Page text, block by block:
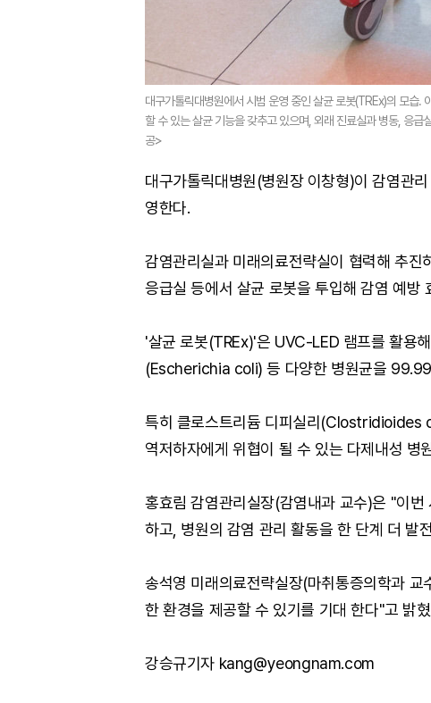
대구가톨릭대병원에서 시범 운영 중인 살균 로봇(TREx)의 모
할 수 있는 살균 기능을 갖추고 있으며, 외래 진료실과 병동, 응
공>
대구가톨릭대병원(병원장 이창형)이 감염관
영한다.
감염관리실과 미래의료전략실이 협력해 추
응급실 등에서 살균 로봇을 투입해 감염 예방
'살균 로봇(TREx)'은 UVC-LED 램프를 활
(Escherichia coli) 등 다양한 병원균을
특히 클로스트리듐 디피실리(Clostridioides
역저하자에게 위협이 될 수 있는 다제내성 병
홍효림 감염관리실장(감염내과 교수)은 "이
하고, 병원의 감염 관리 활동을 한 단계 더 발
송석영 미래의료전략실장(마취통증의학과
한 환경을 제공할 수 있기를 기대 한다"고 밝
강승규기자 kang@yeongnam.com